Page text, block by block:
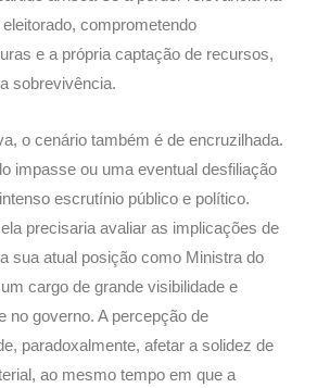
comprometendo
e a própria captação de recursos,
sobrevivência.
o cenário também é de encruzilhada.
impasse ou uma eventual desfiliação
escrutínio público e político.
ela precisaria avaliar as implicações de
sua atual posição como Ministra do
cargo de grande visibilidade e
no governo. A percepção de
paradoxalmente, afetar a solidez de
ao mesmo tempo em que a